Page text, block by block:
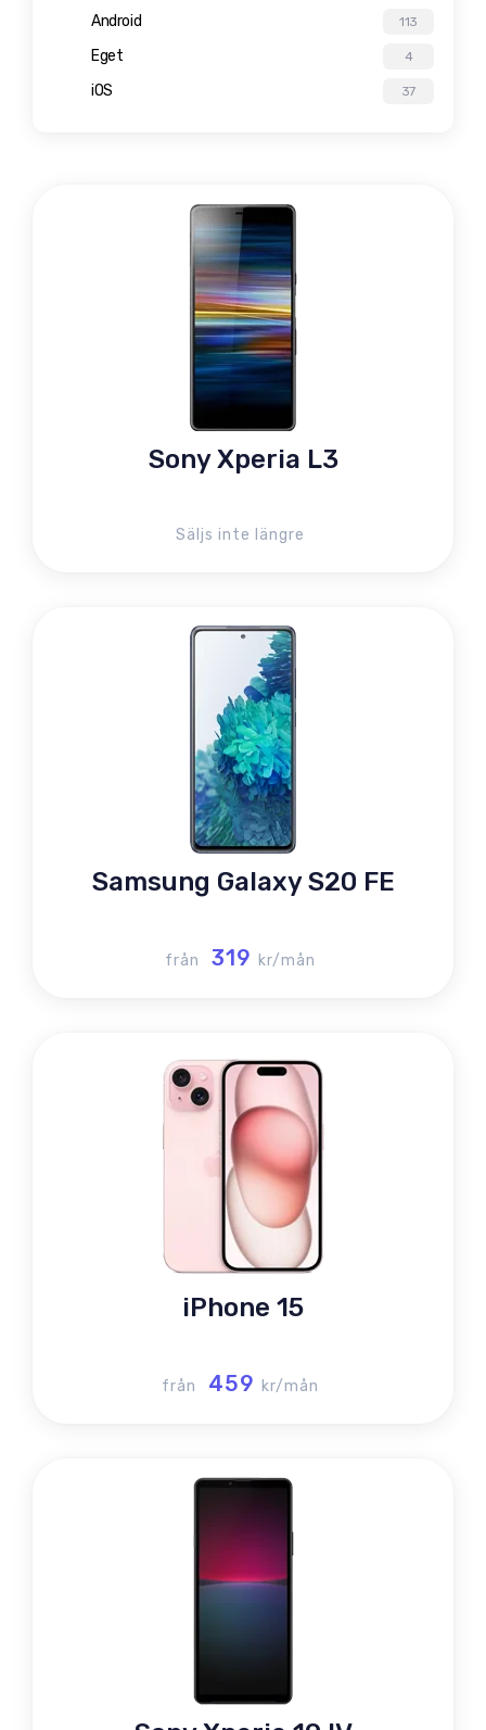
Android 113
Eget 4
iOS 37
Sony Xperia L3
Säljs inte längre
Samsung Galaxy S20 FE
från 319 kr/mån
iPhone 15
från 459 kr/mån